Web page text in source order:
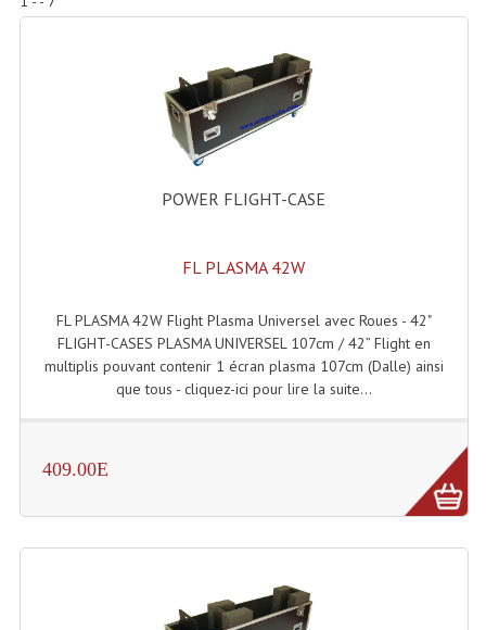
Accessoires Micro, Pieds De Régie
Cellule (s)
Diamants
Pieds D'enceintes
Selecteurs Audio Vidéo
Casques Stéréo
Compresseurs , Limiteurs , Noise Gate
Enceintes, Système Amplifiés
POWER FLIGHT-CASE
FL PLASMA 42W
FL PLASMA 42W Flight Plasma Universel avec Roues - 42"
FLIGHT-CASES PLASMA UNIVERSEL 107cm / 42” Flight en
multiplis pouvant contenir 1 écran plasma 107cm (Dalle) ainsi
que tous - cliquez-ici pour lire la suite...
409.00E